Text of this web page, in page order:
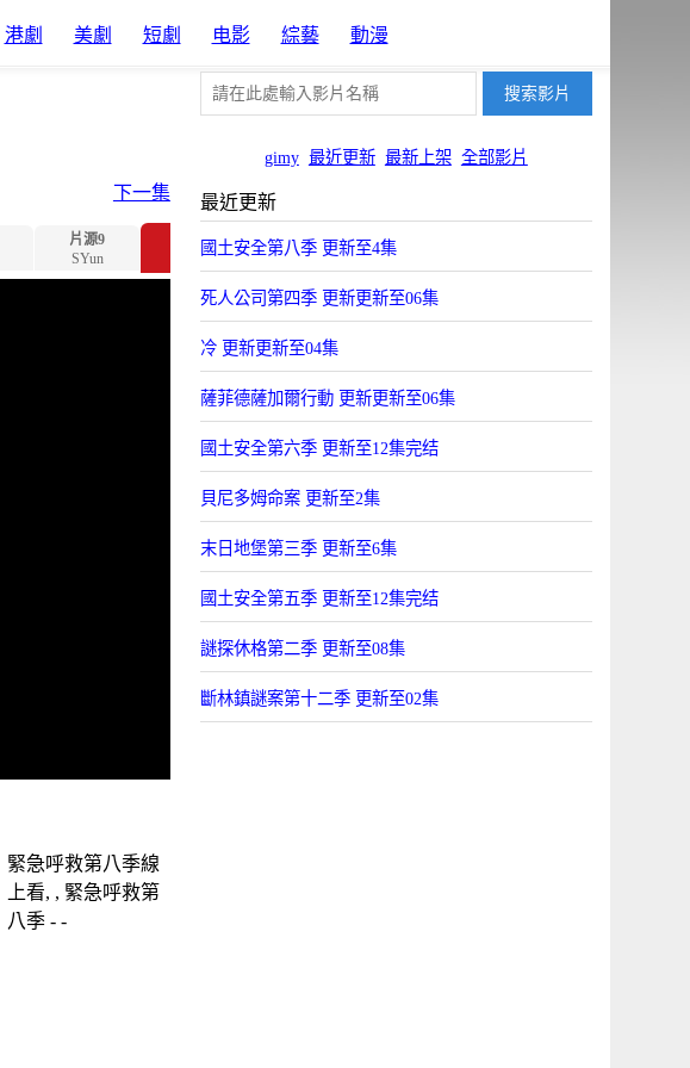
港劇 美劇 短劇 电影 綜藝 動漫
gimy 最近更新 最新上架 全部影片
下一集
片源9
SYun
片源1
OYun
片源11
Uyun
緊急呼救第八季線
上看, , 緊急呼救第
八季 - -
最近更新
國土安全第八季 更新至4集
死人公司第四季 更新更新至06集
冷 更新更新至04集
薩菲德薩加爾行動 更新更新至06集
國土安全第六季 更新至12集完结
貝尼多姆命案 更新至2集
末日地堡第三季 更新至6集
國土安全第五季 更新至12集完结
謎探休格第二季 更新至08集
斷林鎮謎案第十二季 更新至02集